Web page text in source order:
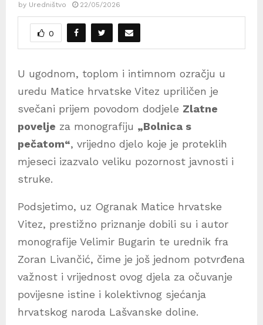
by Uredništvo 22/05/2026
0
U ugodnom, toplom i intimnom ozračju u
uredu Matice hrvatske Vitez upriličen je
svečani prijem povodom dodjele Zlatne
povelje za monografiju „Bolnica s
pečatom“, vrijedno djelo koje je proteklih
mjeseci izazvalo veliku pozornost javnosti i
struke.
Podsjetimo, uz Ogranak Matice hrvatske
Vitez, prestižno priznanje dobili su i autor
monografije Velimir Bugarin te urednik fra
Zoran Livančić, čime je još jednom potvrđena
važnost i vrijednost ovog djela za očuvanje
povijesne istine i kolektivnog sjećanja
hrvatskog naroda Lašvanske doline.